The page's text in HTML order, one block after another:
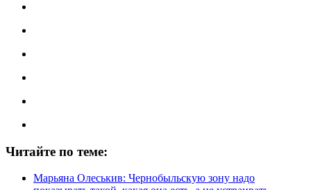
Читайте по теме:
Марьяна Олеськив: Чернобыльскую зону надо